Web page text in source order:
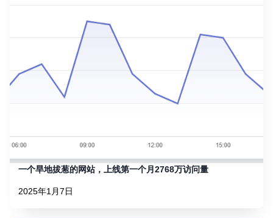
一个旱地拔葱的网站，上线第一个月2768万访问量
2025年1月7日